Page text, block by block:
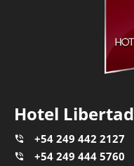
Hotel
+54 249 442 2127
+54 249 444 5760